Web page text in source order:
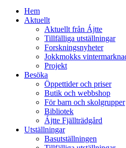
Hem
Aktuellt
Aktuellt från Ájtte
Tillfälliga utställningar
Forskningsnyheter
Jokkmokks
Projekt
Besöka
Öppettider och priser
Butik och webbshop
För barn och skolgrupper
Bibliotek
Ájtte Fjällträdgård
Utställningar
Basutställningen